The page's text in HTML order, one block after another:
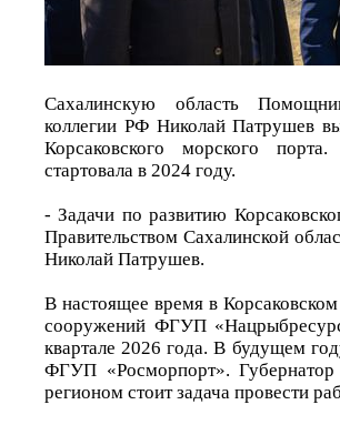
Сахалинскую область
коллегии РФ Николай Патрушев
Корсаковского морского
стартовала в 2024 году.
- Задачи по развитию
Правительством Сахалинской
Николай Патрушев.
В настоящее время в
сооружений ФГУП
квартале 2026 года. В будущем
ФГУП «Росморпорт».
регионом стоит задача провести